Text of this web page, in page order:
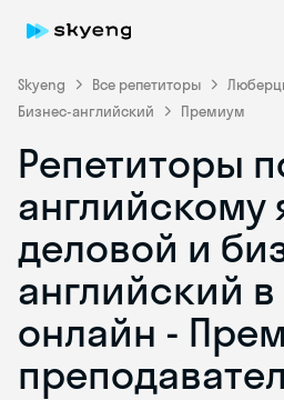
Skyeng Все репетиторы
Бизнес-английский
Премиум
Репетиторы
английскому
деловой и
английский
онлайн -
Skyeng Chat